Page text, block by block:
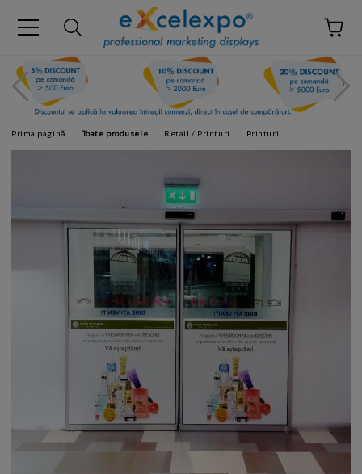
Prima pagină Toate produsele Retail / Printuri Printuri